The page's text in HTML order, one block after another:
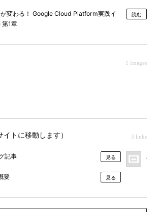
Cloud Platform実践イ
第1章
読む
1 Images
トに移動します） 3 links
記事 見る
要 見る